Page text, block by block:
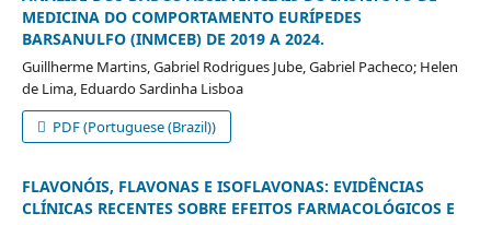
MEDICINA DO COMPORTAMENTO EURÍPEDES
BARSANULFO (INMCEB) DE 2019 A 2024.
Guillherme Martins, Gabriel Rodrigues Jube, Gabriel Pacheco; Helen
de Lima, Eduardo Sardinha Lisboa
PDF (Portuguese (Brazil))
FLAVONÓIS, FLAVONAS E ISOFLAVONAS: EVIDÊNCIAS
CLÍNICAS RECENTES SOBRE EFEITOS FARMACOLÓGICOS E